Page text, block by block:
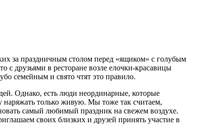
за праздничным столом перед «ящиком» с голубым
с друзьями в ресторане возле елочки-красавицы
семейным и свято чтят это правило.
Однако, есть люди неординарные, которые
наряжать только живую. Мы тоже так считаем,
самый любимый праздник на свежем воздухе.
своих близких и друзей принять участие в